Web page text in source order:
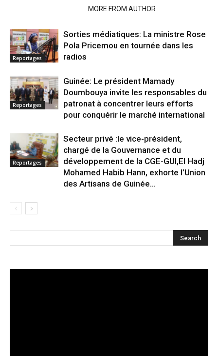
MORE FROM AUTHOR
Reportages
Sorties médiatiques: La ministre Rose
Pola Pricemou en tournée dans les
radios
Reportages
Guinée: Le président Mamady
Doumbouya invite les responsables du
patronat à concentrer leurs efforts
pour conquérir le marché international
Reportages
Secteur privé :le vice-président,
chargé de la Gouvernance et du
développement de la CGE-GUI,El Hadj
Mohamed Habib Hann, exhorte l’Union
des Artisans de Guinée...